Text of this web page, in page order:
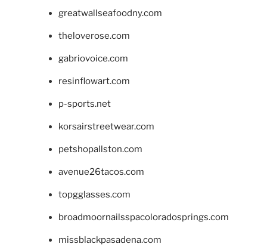
greatwallseafoodny.com
theloverose.com
gabriovoice.com
resinflowart.com
p-sports.net
korsairstreetwear.com
petshopallston.com
avenue26tacos.com
topgglasses.com
broadmoornailsspacoloradosprings.com
missblackpasadena.com